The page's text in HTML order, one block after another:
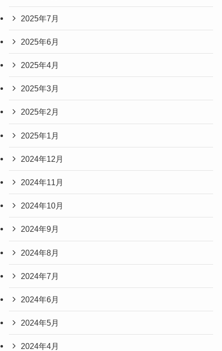
2025年7月
2025年6月
2025年4月
2025年3月
2025年2月
2025年1月
2024年12月
2024年11月
2024年10月
2024年9月
2024年8月
2024年7月
2024年6月
2024年5月
2024年4月